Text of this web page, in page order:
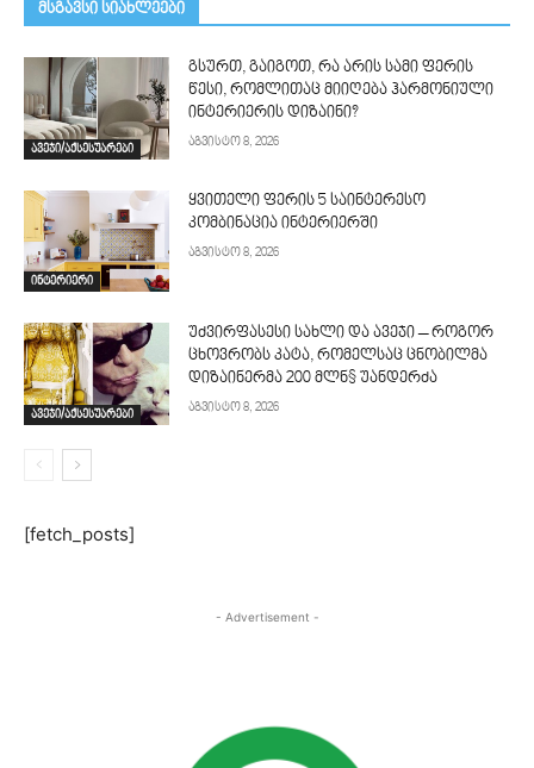
მსგავსი სიახლეები
ავეჯი/აქსესუარები
გსურთ, გაიგოთ, რა არის სამი ფერის
წესი, რომლითაც მიიღება ჰარმონიული
ინტერიერის დიზაინი?
აგვისტო 8, 2026
ინტერიერი
ყვითელი ფერის 5 საინტერესო
კომბინაცია ინტერიერში
აგვისტო 8, 2026
ავეჯი/აქსესუარები
უძვირფასესი სახლი და ავეჯი – როგორ
ცხოვრობს კატა, რომელსაც ცნობილმა
დიზაინერმა 200 მლნ$ უანდერძა
აგვისტო 8, 2026
[fetch_posts]
- Advertisement -